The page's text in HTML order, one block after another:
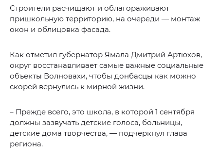
Строители расчищают и облагораживают
пришкольную территорию, на очереди — монтаж
окон и облицовка фасада.
Как отметил губернатор Ямала Дмитрий Артюхов,
округ восстанавливает самые важные социальные
объекты Волновахи, чтобы донбасцы как можно
скорей вернулись к мирной жизни.
– Прежде всего, это школа, в которой 1 сентября
должны зазвучать детские голоса, больницы,
детские дома творчества, — подчеркнул глава
региона.